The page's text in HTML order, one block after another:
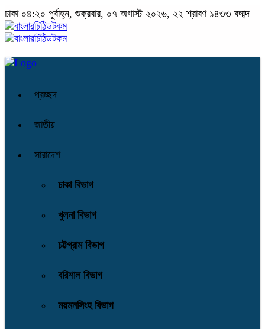
ঢাকা ০৪:২০ পূর্বাহ্ন, শুক্রবার, ০৭ অগাস্ট ২০২৬, ২২ শ্রাবণ ১৪৩৩ বঙ্গাব্দ
প্রচ্ছদ
জাতীয়
সারাদেশ
ঢাকা বিভাগ
খুলনা বিভাগ
চট্টগ্রাম বিভাগ
বরিশাল বিভাগ
ময়মনসিংহ বিভাগ